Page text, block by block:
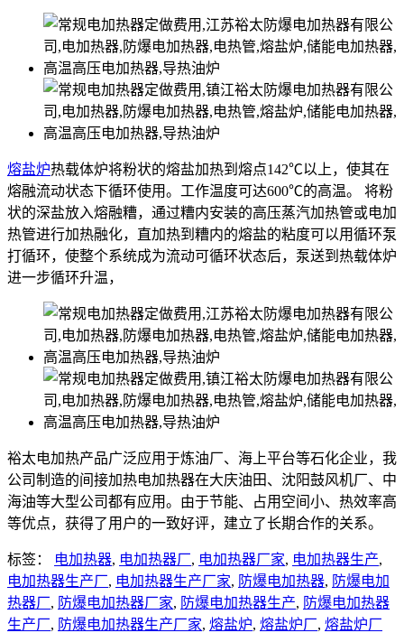
熔盐炉热载体炉将粉状的熔盐加热到熔点142℃以上，使其在
熔融流动状态下循环使用。工作温度可达600℃的高温。 将粉
状的深盐放入熔融糟，通过糟内安装的高压蒸汽加热管或电加
热管进行加热融化，直加热到糟内的熔盐的粘度可以用循环泵
打循环，使整个系统成为流动可循环状态后，泵送到热载体炉
进一步循环升温，
裕太电加热产品广泛应用于炼油厂、海上平台等石化企业，我
公司制造的间接加热电加热器在大庆油田、沈阳鼓风机厂、中
海油等大型公司都有应用。由于节能、占用空间小、热效率高
等优点，获得了用户的一致好评，建立了长期合作的关系。
标签： 电加热器, 电加热器厂, 电加热器厂家, 电加热器生产,
电加热器生产厂, 电加热器生产厂家, 防爆电加热器, 防爆电加
热器厂, 防爆电加热器厂家, 防爆电加热器生产, 防爆电加热器
生产厂, 防爆电加热器生产厂家, 熔盐炉, 熔盐炉厂, 熔盐炉厂